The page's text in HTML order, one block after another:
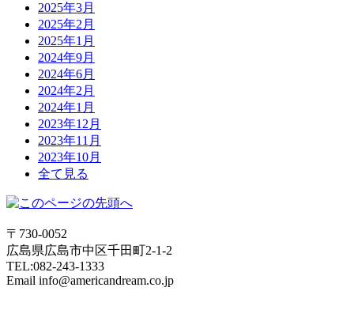
2025年3月
2025年2月
2025年1月
2024年9月
2024年6月
2024年2月
2024年1月
2023年12月
2023年11月
2023年10月
全て見る
〒730-0052
広島県広島市中区千田町2-1-2
TEL:082-243-1333
Email info@americandream.co.jp